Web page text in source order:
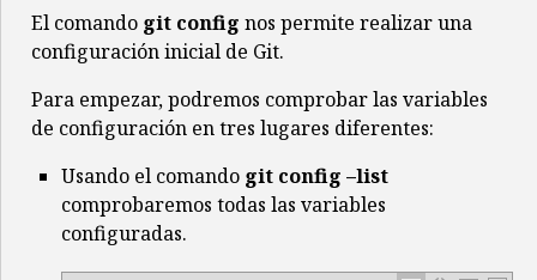
El comando git config nos permite realizar una
configuración inicial de Git.
Para empezar, podremos comprobar las variables
de configuración en tres lugares diferentes:
Usando el comando git config –list
comprobaremos todas las variables
configuradas.